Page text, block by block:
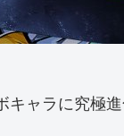
キャラに究極